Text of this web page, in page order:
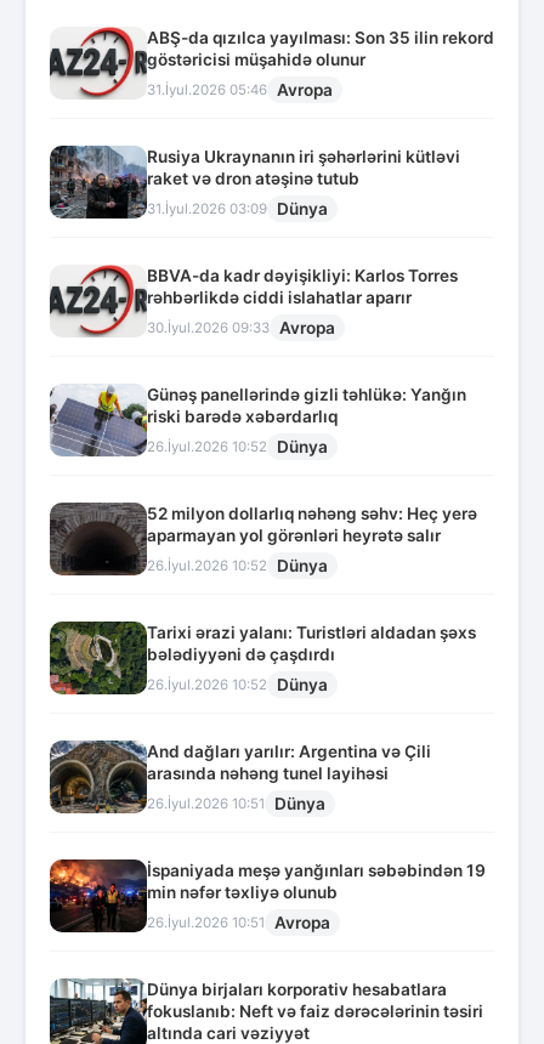
ABŞ-da qızılca yayılması: Son 35 ilin rekord
göstəricisi müşahidə olunur
31.İyul.2026 05:46 Avropa
Rusiya Ukraynanın iri şəhərlərini kütləvi
raket və dron atəşinə tutub
31.İyul.2026 03:09 Dünya
BBVA-da kadr dəyişikliyi: Karlos Torres
rəhbərlikdə ciddi islahatlar aparır
30.İyul.2026 09:33 Avropa
Günəş panellərində gizli təhlükə: Yanğın
riski barədə xəbərdarlıq
26.İyul.2026 10:52 Dünya
52 milyon dollarlıq nəhəng səhv: Heç yerə
aparmayan yol görənləri heyrətə salır
26.İyul.2026 10:52 Dünya
Tarixi ərazi yalanı: Turistləri aldadan şəxs
bələdiyyəni də çaşdırdı
26.İyul.2026 10:52 Dünya
And dağları yarılır: Argentina və Çili
arasında nəhəng tunel layihəsi
26.İyul.2026 10:51 Dünya
İspaniyada meşə yanğınları səbəbindən 19
min nəfər təxliyə olunub
26.İyul.2026 10:51 Avropa
Dünya birjaları korporativ hesabatlara
fokuslanıb: Neft və faiz dərəcələrinin təsiri
altında cari vəziyyət